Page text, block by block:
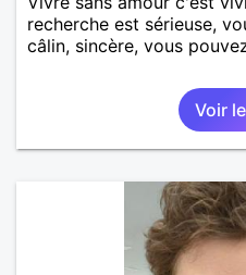
recherche est sérieuse,
câlin, sincère, vous
Voir